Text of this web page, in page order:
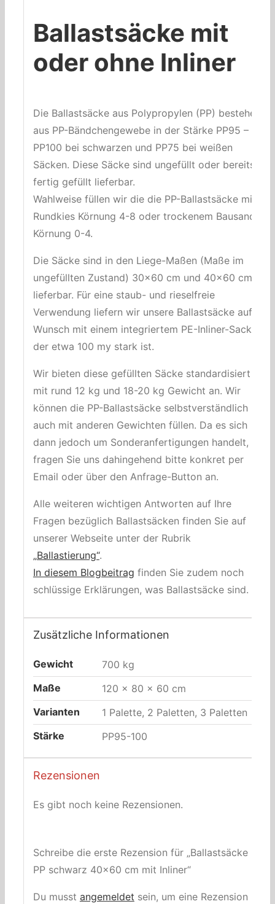
Ballastsäcke mit
oder ohne Inliner
Die Ballastsäcke aus Polypropylen (PP) bestehen
aus PP-Bändchengewebe in der Stärke PP95 –
PP100 bei schwarzen und PP75 bei weißen
Säcken. Diese Säcke sind ungefüllt oder bereits
fertig gefüllt lieferbar.
Wahlweise füllen wir die die PP-Ballastsäcke mit
Rundkies Körnung 4-8 oder trockenem Bausand
Körnung 0-4.
Die Säcke sind in den Liege-Maßen (Maße im
ungefüllten Zustand) 30×60 cm und 40×60 cm
lieferbar. Für eine staub- und rieselfreie
Verwendung liefern wir unsere Ballastsäcke auf
Wunsch mit einem integriertem PE-Inliner-Sack,
der etwa 100 my stark ist.
Wir bieten diese gefüllten Säcke standardisiert
mit rund 12 kg und 18-20 kg Gewicht an. Wir
können die PP-Ballastsäcke selbstverständlich
auch mit anderen Gewichten füllen. Da es sich
dann jedoch um Sonderanfertigungen handelt,
fragen Sie uns dahingehend bitte konkret per
Email oder über den Anfrage-Button an.
Alle weiteren wichtigen Antworten auf Ihre
Fragen bezüglich Ballastsäcken finden Sie auf
unserer Webseite unter der Rubrik
„Ballastierung“.
In diesem Blogbeitrag finden Sie zudem noch
schlüssige Erklärungen, was Ballastsäcke sind.
Zusätzliche Informationen
Gewicht
700 kg
Maße
120 × 80 × 60 cm
Varianten
1 Palette, 2 Paletten, 3 Paletten
Stärke
PP95-100
Rezensionen
Es gibt noch keine Rezensionen.
Schreibe die erste Rezension für „Ballastsäcke
PP schwarz 40×60 cm mit Inliner“
Du musst angemeldet sein, um eine Rezension